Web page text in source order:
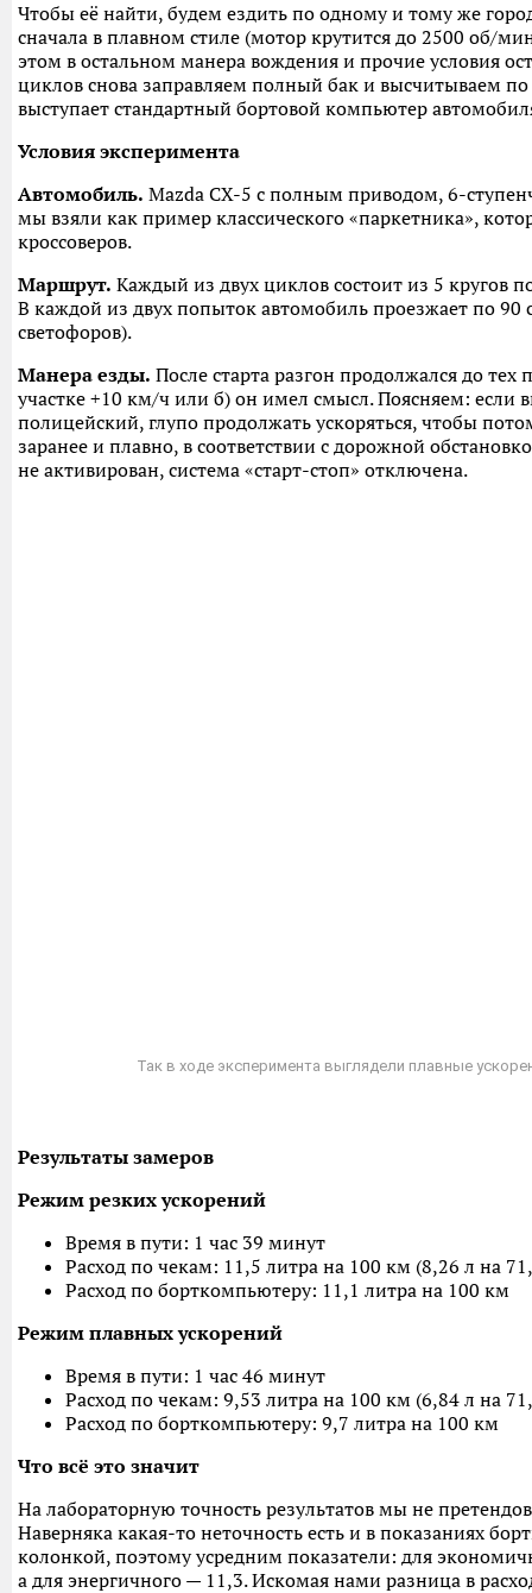
Чтобы её найти, будем ездить по одному и тому же
сначала в плавном стиле (мотор крутится до 2500 об/
этом в остальном манера вождения и прочие условия
циклов снова заправляем полный бак и высчитываем
выступает стандартный бортовой компьютер
Условия эксперимента
Автомобиль. Mazda CX-5 с полным приводом, 6-
мы взяли как пример классического «паркетника»,
кроссоверов.
Маршрут. Каждый из двух циклов состоит из 5 кругов
В каждой из двух попыток автомобиль проезжает по
светофоров).
Манера езды. После старта разгон продолжался до
участке +10 км/ч или б) он имел смысл. Поясняем: если
полицейский, глупо продолжать ускоряться, чтобы
заранее и плавно, в соответствии с дорожной
не активирован, система «старт-стоп» отключена.
Так в ходе эксперимента выглядели плавные
Результаты замеров
Режим резких ускорений
Время в пути: 1 час 39 минут
Расход по чекам: 11,5 литра на 100 км (8,26 л на
Расход по борткомпьютеру: 11,1 литра на 100 км
Режим плавных ускорений
Время в пути: 1 час 46 минут
Расход по чекам: 9,53 литра на 100 км (6,84 л на
Расход по борткомпьютеру: 9,7 литра на 100 км
Что всё это значит
На лабораторную точность результатов мы не
Наверняка какая-то неточность есть и в показаниях
колонкой, поэтому усредним показатели: для
а для энергичного — 11,3. Искомая нами разница в